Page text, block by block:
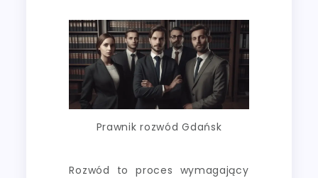
Prawnik rozwód Gdańsk
Rozwód to proces wymagający